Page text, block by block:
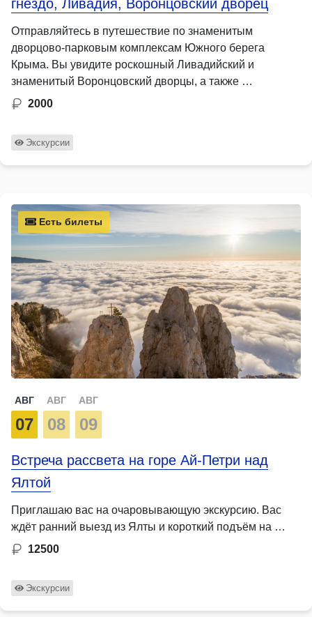
гнездо, Ливадия, Воронцовский дворец
Отправляйтесь в путешествие по знаменитым
дворцово-парковым комплексам Южного берега
Крыма. Вы увидите роскошный Ливадийский и
знаменитый Воронцовский дворцы, а также …
2000
Экскурсии
Есть билеты
АВГ
07
АВГ
08
АВГ
09
Встреча рассвета на горе Ай-Петри над
Ялтой
Приглашаю вас на очаровывающую экскурсию. Вас
ждёт ранний выезд из Ялты и короткий подъём на …
12500
Экскурсии